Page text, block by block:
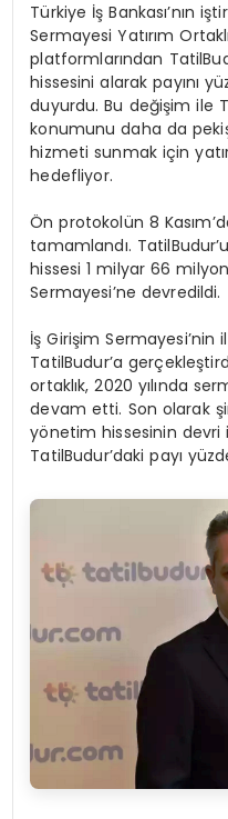
Türkiye İş Bankası’nın
Sermayesi Yatırım
platformlarından
hissesini alarak payını
duyurdu. Bu değişim ile
konumunu daha da
hizmeti sunmak için
hedefliyor.
Ön protokolün 8
tamamlandı.
hissesi 1 milyar 66
Sermayesi’ne devredildi.
İş Girişim Sermayesi’nin
TatilBudur’a
ortaklık, 2020 yılında
devam etti. Son olarak
yönetim hissesinin devri
TatilBudur’daki payı